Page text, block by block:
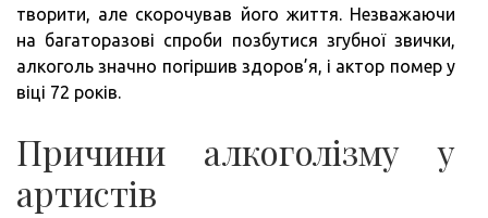
творити, але скорочував його життя. Незважаючи
на багаторазові спроби позбутися згубної звички,
алкоголь значно погіршив здоров’я, і актор помер у
віці 72 років.
Причини алкоголізму у
артистів